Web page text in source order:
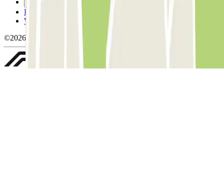
Politique de confidentialité
Whistleblowing
©2026 Parclick. Tous droits réservés